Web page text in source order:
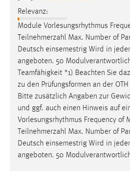
Relevanz:
Module Vorlesungsrhythmus
Teilnehmerzahl Max. Number of
Deutsch einsemestrig Wird in
angeboten. 50
Teamfähigkeit *1) Beachten Sie
zu den Prüfungsformen an der OTH
Bitte zusätzlich Angaben zur
und ggf. auch einen Hinweis auf
Vorlesungsrhythmus Frequency of
Teilnehmerzahl Max. Number of
Deutsch einsemestrig Wird in
angeboten. 50